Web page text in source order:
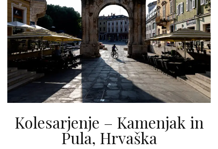
Kolesarjenje – Kamenjak in
Pula, Hrvaška